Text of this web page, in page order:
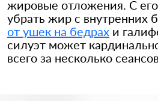
жировые отложения. С
убрать жир с внутренних
от ушек на бедрах и
силуэт может
всего за несколько